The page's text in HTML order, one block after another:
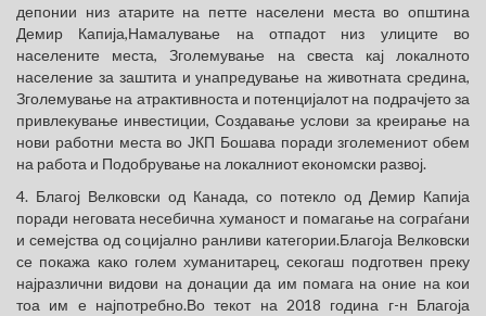
депонии низ атарите на петте населени места во општина
Демир Капија,Намалување на отпадот низ улиците во
населените места, Зголемување на свеста кај локалното
население за заштита и унапредување на животната средина,
Зголемување на атрактивноста и потенцијалот на подрачјето за
привлекување инвестиции, Создавање услови за креирање на
нови работни места во ЈКП Бошава поради зголемениот обем
на работа и Подобрување на локалниот економски развој.
4. Благој Велковски од Канада, со потекло од Демир Капија
поради неговата несебична хуманост и помагање на сограѓани
и семејства од социјално ранливи категории.Благоја Велковски
се покажа како голем хуманитарец, секогаш подготвен преку
најразлични видови на донации да им помага на оние на кои
тоа им е најпотребно.Во текот на 2018 година г-н Благоја